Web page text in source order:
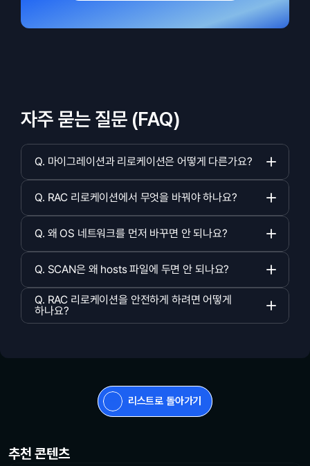
자주 묻는 질문 (FAQ)
Q. RAC 리로케이션에서 무엇을 바꿔야 하나요?
Q. 왜 OS 네트워크를 먼저 바꾸면 안 되나요?
Q. SCAN은 왜 hosts 파일에 두면 안 되나요?
Q. RAC 리로케이션을 안전하게 하려면 어떻게
하나요?
리스트로 돌아가기
추천 콘텐츠